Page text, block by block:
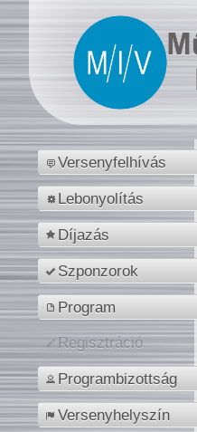
Versenyfelhívás
Lebonyolítás
Díjazás
Szponzorok
Program
Regisztráció
Programbizottság
Versenyhelyszín